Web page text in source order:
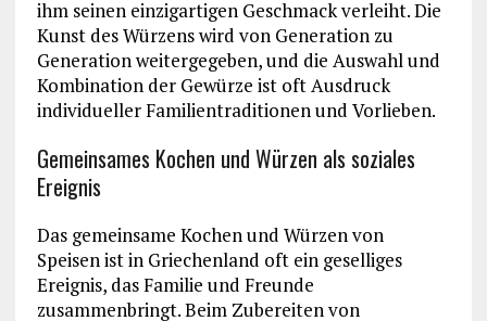
ihm seinen einzigartigen Geschmack verleiht. Die
Kunst des Würzens wird von Generation zu
Generation weitergegeben, und die Auswahl und
Kombination der Gewürze ist oft Ausdruck
individueller Familientraditionen und Vorlieben.
Gemeinsames Kochen und Würzen als soziales
Ereignis
Das gemeinsame Kochen und Würzen von
Speisen ist in Griechenland oft ein geselliges
Ereignis, das Familie und Freunde
zusammenbringt. Beim Zubereiten von